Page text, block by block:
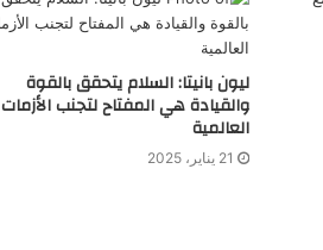
ليون بانيتا: السلام يتحقق بالقوة
والقيادة هي المفتاح لتجنب الأزمات
العالمية
21 يناير، 2025